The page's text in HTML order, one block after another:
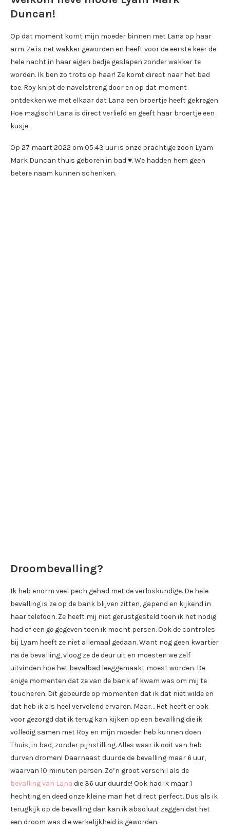
Duncan!
Op dat moment komt mijn moeder binnen met Lana op haar
arm. Ze is net wakker geworden en heeft voor de eerste keer de
hele nacht in haar eigen bedje geslapen zonder wakker te
worden. Ik ben zo trots op haar! Ze komt direct naar het bad
toe. Roy knipt de navelstreng door en op dat moment
ontdekken we met elkaar dat Lana een broertje heeft gekregen.
Hoe magisch! Lana is direct verliefd en geeft haar broertje een
kusje.
Op 27 maart 2022 om 05:43 uur is onze prachtige zoon Lyam
Mark Duncan thuis geboren in bad ♥. We hadden hem geen
betere naam kunnen schenken.
Droombevalling?
Ik heb enorm veel pech gehad met de verloskundige. De hele
bevalling is ze op de bank blijven zitten, gapend en kijkend in
haar telefoon. Ze heeft mij niet gerustgesteld toen ik het nodig
had of een go gegeven toen ik mocht persen. Ook de controles
bij Lyam heeft ze niet allemaal gedaan. Want nog geen kwartier
na de bevalling, vloog ze de deur uit en moesten we zelf
uitvinden hoe het bevalbad leeggemaakt moest worden. De
enige momenten dat ze van de bank af kwam was om mij te
toucheren. Dit gebeurde op momenten dat ik dat niet wilde en
dat heb ik als heel vervelend ervaren. Maar… Het heeft er ook
voor gezorgd dat ik terug kan kijken op een bevalling die ik
volledig samen met Roy en mijn moeder heb kunnen doen.
Thuis, in bad, zonder pijnstilling. Alles waar ik ooit van heb
durven dromen! Daarnaast duurde de bevalling maar 6 uur,
waarvan 10 minuten persen. Zo’n groot verschil als de
bevalling van Lana die 36 uur duurde! Ook had ik maar 1
hechting en deed onze kleine man het direct perfect. Dus als ik
terugkijk op de bevalling dan kan ik absoluut zeggen dat het
een droom was die werkelijkheid is geworden.